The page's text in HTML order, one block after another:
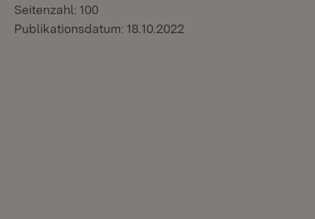
Seitenzahl: 100
Publikationsdatum: 18.10.2022